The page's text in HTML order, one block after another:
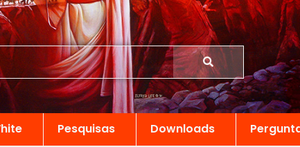
Pesquisas Downloads